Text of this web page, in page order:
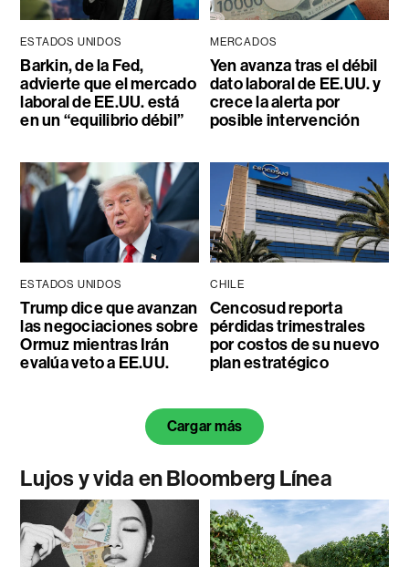
ESTADOS UNIDOS
Barkin, de la Fed,
advierte que el mercado
laboral de EE.UU. está
en un “equilibrio débil”
MERCADOS
Yen avanza tras el débil
dato laboral de EE.UU. y
crece la alerta por
posible intervención
ESTADOS UNIDOS
Trump dice que avanzan
las negociaciones sobre
Ormuz mientras Irán
evalúa veto a EE.UU.
CHILE
Cencosud reporta
pérdidas trimestrales
por costos de su nuevo
plan estratégico
Cargar más
Lujos y vida en Bloomberg Línea